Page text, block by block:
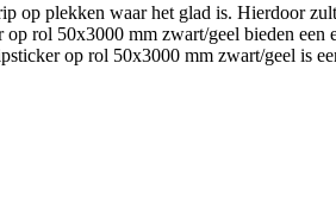
op plekken waar het glad is. Hierdoor
rol 50x3000 mm zwart/geel bieden een
op rol 50x3000 mm zwart/geel is